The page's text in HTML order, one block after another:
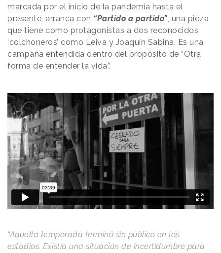
marcada por el inicio de la pandemia hasta el
presente, arranca con “Partido a partido”, una pieza
que tiene como protagonistas a dos reconocidos
‘colchoneros’ como Leiva y Joaquín Sabina. Es una
campaña entendida dentro del propósito de “Otra
forma de entender la vida”.
“Aquella temporada terminó sin público en los
estadios. Existía una situación de incertidumbre para